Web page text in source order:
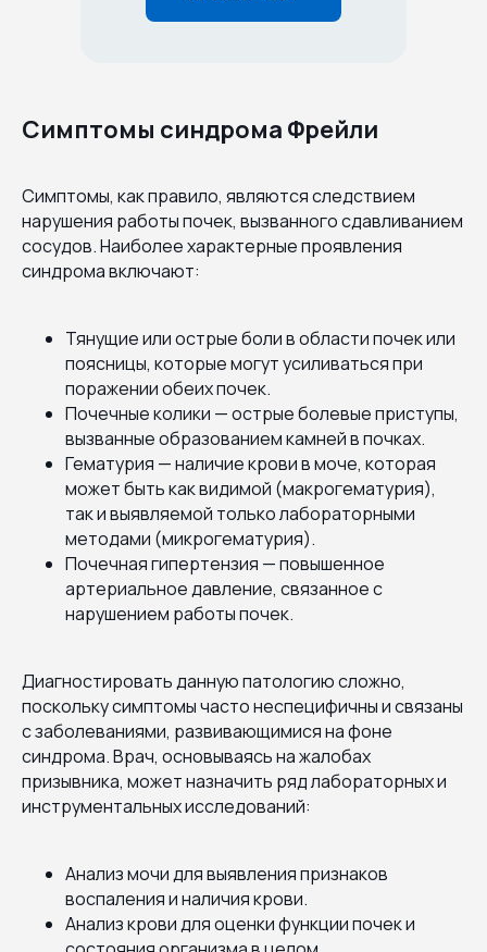
Симптомы синдрома Фрейли
Симптомы, как правило, являются следствием
нарушения работы почек, вызванного сдавливанием
сосудов. Наиболее характерные проявления
синдрома включают:
Тянущие или острые боли в области почек или
поясницы, которые могут усиливаться при
поражении обеих почек.
Почечные колики — острые болевые приступы,
вызванные образованием камней в почках.
Гематурия — наличие крови в моче, которая
может быть как видимой (макрогематурия),
так и выявляемой только лабораторными
методами (микрогематурия).
Почечная гипертензия — повышенное
артериальное давление, связанное с
нарушением работы почек.
Диагностировать данную патологию сложно,
поскольку симптомы часто неспецифичны и связаны
с заболеваниями, развивающимися на фоне
синдрома. Врач, основываясь на жалобах
призывника, может назначить ряд лабораторных и
инструментальных исследований:
Анализ мочи для выявления признаков
воспаления и наличия крови.
Анализ крови для оценки функции почек и